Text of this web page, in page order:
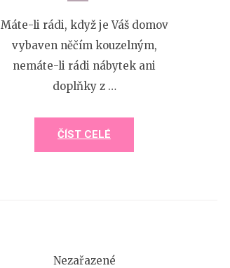
Máte-li rádi, když je Váš domov
vybaven něčím kouzelným,
nemáte-li rádi nábytek ani
doplňky z …
ČÍST CELÉ
Nezařazené